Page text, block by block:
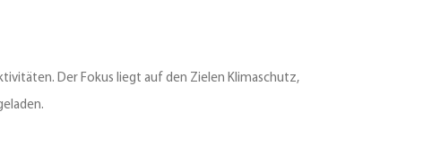
Der Fokus liegt auf den Zielen Klimaschutz,